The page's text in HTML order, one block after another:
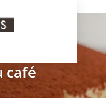
café